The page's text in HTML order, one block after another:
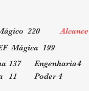
220
199
Alcance
Mágica
137 Engenharia4
11 Poder 4